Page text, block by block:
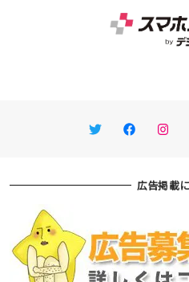
Twitter
広告掲載